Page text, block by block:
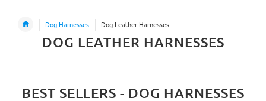
Dog Harnesses Dog Leather Harnesses
DOG LEATHER HARNESSES
BEST SELLERS - DOG HARNESSES